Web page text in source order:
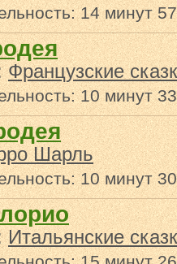
14 минут
Французские
10 минут
Шарль
10 минут
Итальянские